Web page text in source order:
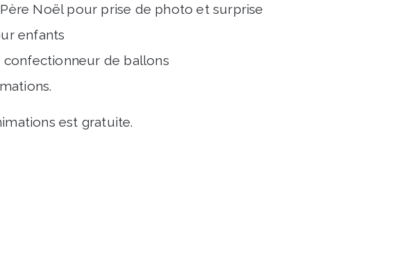
Noël pour prise de photo et surprise
enfants
confectionneur de ballons
est gratuite.